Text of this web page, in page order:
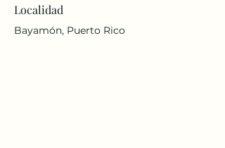
Localidad
Bayamón, Puerto Rico